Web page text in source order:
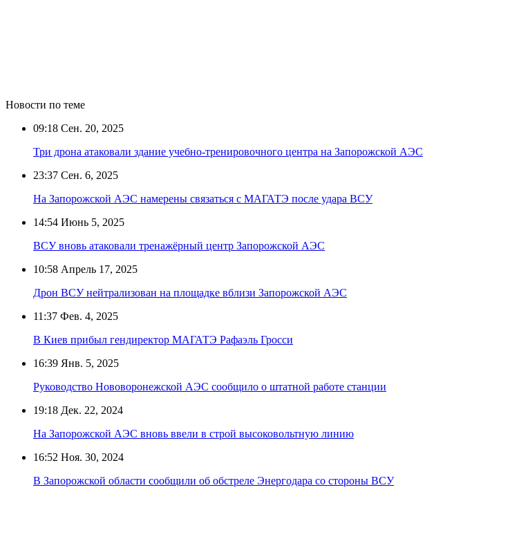
Новости по теме
09:18 Сен. 20, 2025
Три дрона атаковали здание учебно-тренировочного центра на Запорожской АЭС
23:37 Сен. 6, 2025
На Запорожской АЭС намерены связаться с МАГАТЭ после удара ВСУ
14:54 Июнь 5, 2025
ВСУ вновь атаковали тренажёрный центр Запорожской АЭС
10:58 Апрель 17, 2025
Дрон ВСУ нейтрализован на площадке вблизи Запорожской АЭС
11:37 Фев. 4, 2025
В Киев прибыл гендиректор МАГАТЭ Рафаэль Гросси
16:39 Янв. 5, 2025
Руководство Нововоронежской АЭС сообщило о штатной работе станции
19:18 Дек. 22, 2024
На Запорожской АЭС вновь ввели в строй высоковольтную линию
16:52 Ноя. 30, 2024
В Запорожской области сообщили об обстреле Энергодара со стороны ВСУ